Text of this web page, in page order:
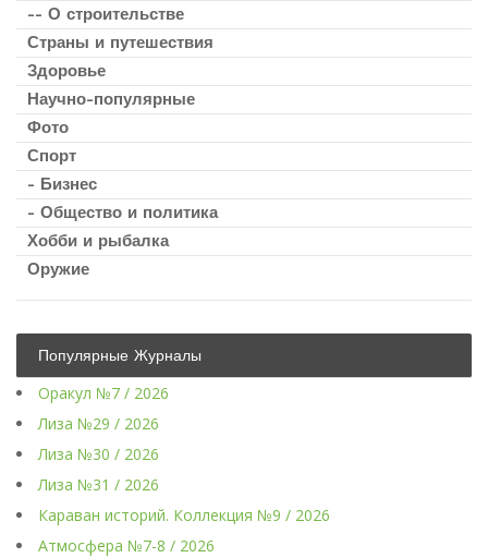
-- О строительстве
Страны и путешествия
Здоровье
Научно-популярные
Фото
Спорт
- Бизнес
- Общество и политика
Хобби и рыбалка
Оружие
Популярные Журналы
Оракул №7 / 2026
Лиза №29 / 2026
Лиза №30 / 2026
Лиза №31 / 2026
Караван историй. Коллекция №9 / 2026
Атмосфера №7-8 / 2026